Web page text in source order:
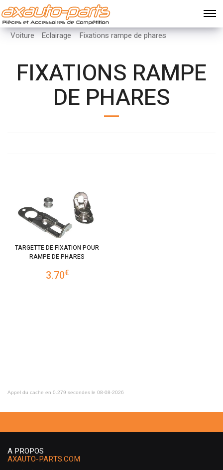
Voiture Eclairage Fixations rampe de phares
FIXATIONS RAMPE
DE PHARES
TARGETTE DE FIXATION POUR
RAMPE DE PHARES
3.70€
Appel du cache en 0.279 secondes le 08-08-2026
A PROPOS
AXAUTO-PARTS.COM